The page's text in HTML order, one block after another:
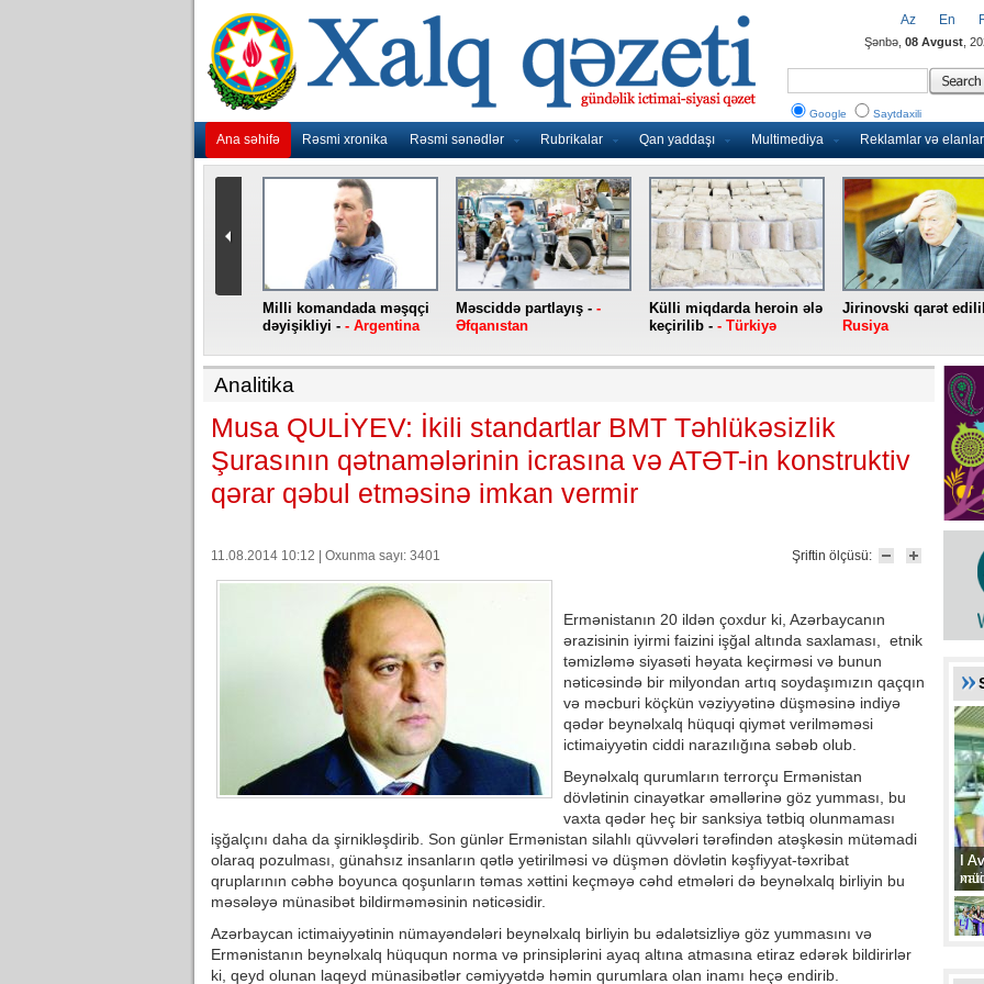
Ana səhifə Rəsmi xronika Rəsmi sənədlər Rubrikalar Qan yaddaşı Multimediya Reklamlar və elanlar
Az En
Şənbə, 08 Avgust ,
Google Saytdaxili
Milli komandada məşqçi
dəyişikliyi - - Argentina
Məsciddə partlayış - -
Əfqanıstan
Külli miqdarda heroin ələ
keçirilib - - Türkiyə
Jirinovski qarət
Rusiya
Analitika
Musa QULİYEV: İkili standartlar BMT Təhlükəsizlik
Şurasının qətnamələrinin icrasına və ATƏT-in konstruktiv
qərar qəbul etməsinə imkan vermir
Şriftin ölçüsü:
11.08.2014 10:12 | Oxunma sayı: 3401
Ermənistanın 20 ildən çoxdur ki, Azərbaycanın
ərazisinin iyirmi faizini işğal altında saxlaması, etnik
təmizləmə siyasəti həyata keçirməsi və bunun
nəticəsində bir milyondan artıq soydaşımızın qaçqın
və məcburi köçkün vəziyyətinə düşməsinə indiyə
qədər beynəlxalq hüquqi qiymət verilməməsi
ictimaiyyətin ciddi narazılığına səbəb olub.
Beynəlxalq qurumların terrorçu Ermənistan
dövlətinin cinayətkar əməllərinə göz yumması, bu
vaxta qədər heç bir sanksiya tətbiq olunmaması
işğalçını daha da şirnikləşdirib. Son günlər Ermənistan silahlı qüvvələri tərəfindən atəşkəsin mütəmadi
olaraq pozulması, günahsız insanların qətlə yetirilməsi və düşmən dövlətin kəşfiyyat-təxribat
qruplarının cəbhə boyunca qoşunların təmas xəttini keçməyə cəhd etmələri də beynəlxalq birliyin bu
məsələyə münasibət bildirməməsinin nəticəsidir.
Azərbaycan ictimaiyyətinin nümayəndələri beynəlxalq birliyin bu ədalətsizliyə göz yummasını və
Ermənistanın beynəlxalq hüququn norma və prinsiplərini ayaq altına atmasına etiraz edərək bildirirlər
ki, qeyd olunan laqeyd münasibətlər cəmiyyətdə həmin qurumlara olan inamı heçə endirib.
II